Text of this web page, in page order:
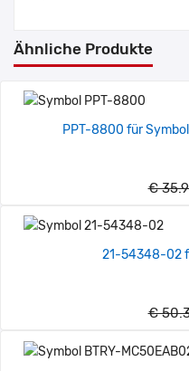
Ähnliche Produkte
PPT-8800 für
€
21-54348-02
€